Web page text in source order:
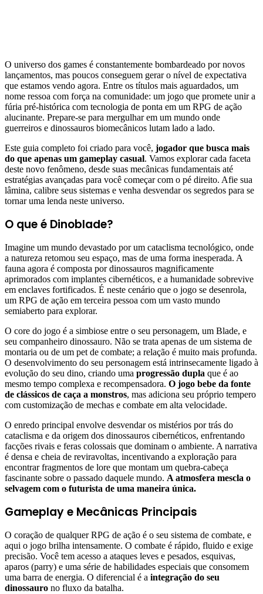
O universo dos games é constantemente bombardeado por novos
lançamentos, mas poucos conseguem gerar o nível de expectativa
que estamos vendo agora. Entre os títulos mais aguardados, um
nome ressoa com força na comunidade: um jogo que promete unir a
fúria pré-histórica com tecnologia de ponta em um RPG de ação
alucinante. Prepare-se para mergulhar em um mundo onde
guerreiros e dinossauros biomecânicos lutam lado a lado.
Este guia completo foi criado para você, jogador que busca mais
do que apenas um gameplay casual. Vamos explorar cada faceta
deste novo fenômeno, desde suas mecânicas fundamentais até
estratégias avançadas para você começar com o pé direito. Afie sua
lâmina, calibre seus sistemas e venha desvendar os segredos para se
tornar uma lenda neste universo.
O que é Dinoblade?
Imagine um mundo devastado por um cataclisma tecnológico, onde
a natureza retomou seu espaço, mas de uma forma inesperada. A
fauna agora é composta por dinossauros magnificamente
aprimorados com implantes cibernéticos, e a humanidade sobrevive
em enclaves fortificados. É neste cenário que o jogo se desenrola,
um RPG de ação em terceira pessoa com um vasto mundo
semiaberto para explorar.
O core do jogo é a simbiose entre o seu personagem, um Blade, e
seu companheiro dinossauro. Não se trata apenas de um sistema de
montaria ou de um pet de combate; a relação é muito mais profunda.
O desenvolvimento do seu personagem está intrinsecamente ligado à
evolução do seu dino, criando uma progressão dupla que é ao
mesmo tempo complexa e recompensadora. O jogo bebe da fonte
de clássicos de caça a monstros, mas adiciona seu próprio tempero
com customização de mechas e combate em alta velocidade.
O enredo principal envolve desvendar os mistérios por trás do
cataclisma e da origem dos dinossauros cibernéticos, enfrentando
facções rivais e feras colossais que dominam o ambiente. A narrativa
é densa e cheia de reviravoltas, incentivando a exploração para
encontrar fragmentos de lore que montam um quebra-cabeça
fascinante sobre o passado daquele mundo. A atmosfera mescla o
selvagem com o futurista de uma maneira única.
Gameplay e Mecânicas Principais
O coração de qualquer RPG de ação é o seu sistema de combate, e
aqui o jogo brilha intensamente. O combate é rápido, fluido e exige
precisão. Você tem acesso a ataques leves e pesados, esquivas,
aparos (parry) e uma série de habilidades especiais que consomem
uma barra de energia. O diferencial é a integração do seu
dinossauro no fluxo da batalha.